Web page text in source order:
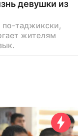
девушки из
по-таджикски,
жителям